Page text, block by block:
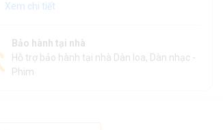
Xem chi tiết
Bảo hành tại nhà
Hỗ trợ bảo hành tại nhà Dàn loa, Dàn nhạc -
Phim